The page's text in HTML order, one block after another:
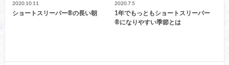
2020.10.11
ショートスリーパー®︎の長い朝
2020.7.5
1年でもっともショートスリーパー
®︎になりやすい季節とは